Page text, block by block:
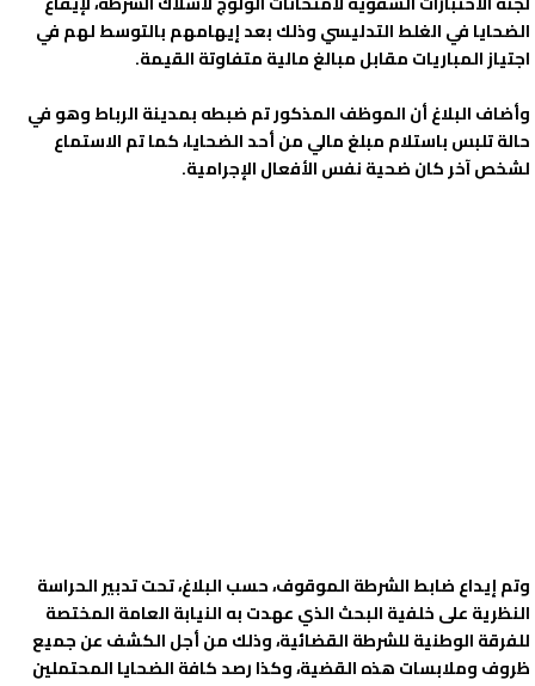
الضحايا في الغلط التدليسي وذلك بعد إيهامهم بالتوسط لهم في
اجتياز المباريات مقابل مبالغ مالية متفاوتة القيمة.
وأضاف البلاغ أن الموظف المذكور تم ضبطه بمدينة الرباط وهو في
حالة تلبس باستلام مبلغ مالي من أحد الضحايا، كما تم الاستماع
لشخص آخر كان ضحية نفس الأفعال الإجرامية.
وتم إيداع ضابط الشرطة الموقوف، حسب البلاغ، تحت تدبير الحراسة
النظرية على خلفية البحث الذي عهدت به النيابة العامة المختصة
للفرقة الوطنية للشرطة القضائية، وذلك من أجل الكشف عن جميع
ظروف وملابسات هذه القضية، وكذا رصد كافة الضحايا المحتملين